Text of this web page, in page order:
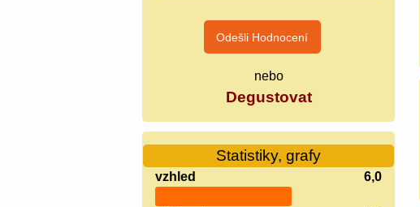
nebo
Degustovat
Statistiky, grafy
vzhled 6,0